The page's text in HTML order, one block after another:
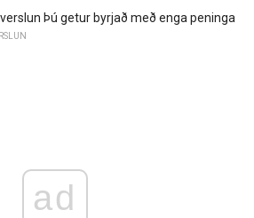
Þú getur byrjað með enga peninga
ad